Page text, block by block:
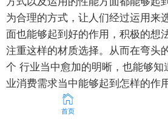
首页
为合理的方式，让人们经过运用来
面也能够起到好的作用，积极的想
注重这样的材质选择。从而在弯头
个 行业当中愈加的明晰，也能够
业消费需求当中能够起到怎样的作
验到不同的方式，不同的方式，所
的诠释了运用性能的进步，让人们